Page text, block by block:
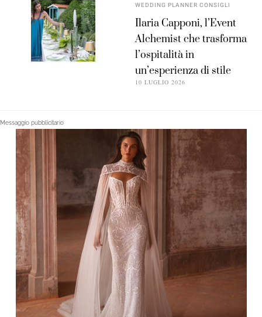
WEDDING PLANNER CONSIGLI
Ilaria Capponi, l’Event
Alchemist che trasforma
l’ospitalità in
un’esperienza di stile
10 LUGLIO 2026
Messaggio pubblicitario